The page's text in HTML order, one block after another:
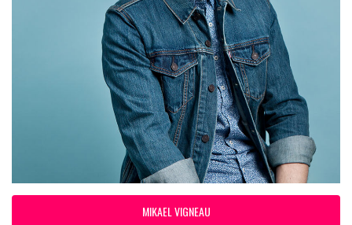
MIKAEL VIGNEAU